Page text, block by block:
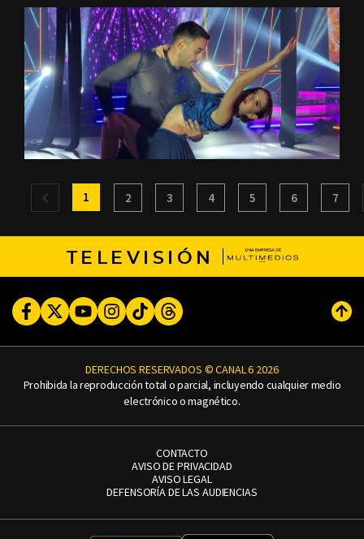
1 2 3 4 5 6 7
TELEVISIÓN
FacebookTwitterYoutubeInstagram
TikTokThreads
DERECHOS RESERVADOS © CANAL 6 2026
Prohibida la reproducción total o parcial, incluyendo cualquier medio
electrónico o magnético.
CONTACTO
AVISO DE PRIVACIDAD
AVISO LEGAL
DEFENSORÍA DE LAS AUDIENCIAS